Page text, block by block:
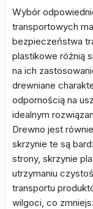
Wybór
transportowych
bezpieczeństwa
plastikowe różnią
na ich
drewniane
odpornością na
idealnym
Drewno jest
skrzynie te są
strony, skrzynie
utrzymaniu
transportu
wilgoci, co